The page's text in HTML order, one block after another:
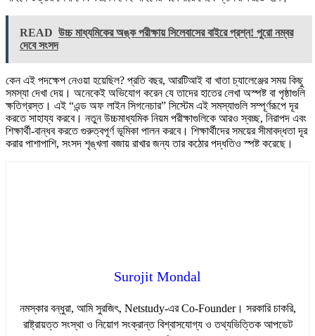
READ উচ্চ মাধ্যমিকের অঙ্ক পরীক্ষায় সিলেবাসের বাইরে প্রশ্ন! পুরো নম্বর
দেবে সংসদ
কেন এই পদক্ষেপ নেওয়া হয়েছিল? প্রতি বছর, আরটিআই বা খাতা চ্যালেঞ্জের সময় কিছু
সমস্যা দেখা দেয়। অনেকেই অভিযোগ করেন যে তাদের হাতের লেখা অস্পষ্ট বা পৃষ্ঠাগুলি
ক্ষতিগ্রস্ত। এই “এন্ড অফ লাইন সিগনেচার” সিস্টেম এই সমস্যাগুলি সম্পূর্ণরূপে দূর
করতে সাহায্য করবে। নতুন উচ্চমাধ্যমিক নিয়ম পরীক্ষাগুলিকে আরও স্বচ্ছ, নিরাপদ এবং
শিক্ষার্থী-বান্ধব করতে গুরুত্বপূর্ণ ভূমিকা পালন করবে। শিক্ষার্থীদের সময়ের সীমাবদ্ধতা দূর
করার পাশাপাশি, সংসদ শৃঙ্খলা বজায় রাখার জন্য তার কঠোর পদ্ধতিও স্পষ্ট করেছে।
Surojit Mondal
নমস্কার বন্ধুরা, আমি সুরজিৎ, Netstudy-এর Co-Founder। সরকারি চাকরি,
রাষ্ট্রায়ত্ত সংস্থা ও নিয়োগ সংক্রান্ত বিশ্বাসযোগ্য ও তথ্যভিত্তিক আপডেট